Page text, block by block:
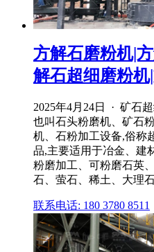
方解石磨粉机|
解石超细磨粉机
2025年4月24日 · 矿石
也叫石头粉磨机、矿石
机、石粉加工设备,俗称
品,主要适用于冶金、建
粉磨加工、可粉磨石英
石、萤石、稀土、大理
联系电话: 180 3780 8511